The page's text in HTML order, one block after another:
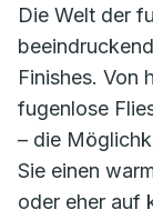
Die Welt der
Finishes. Von
fugenlose
– die
Sie einen
oder eher auf